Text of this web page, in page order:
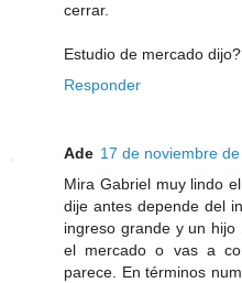
cerrar.
Estudio de mercado
Responder
Ade 17 de noviembre
Mira Gabriel muy lindo
dije antes depende del
ingreso grande y un
el mercado o vas a
parece. En términos